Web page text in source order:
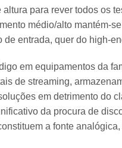
para rever todos os
médio/alto mantém-
entrada, quer do high-
em equipamentos da
de streaming,
em detrimento do
da procura de
a fonte